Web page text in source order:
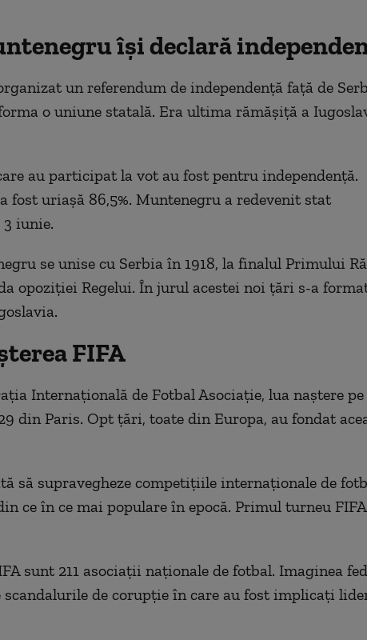
își declară
un referendum de independență față de
o uniune statală. Era ultima rămășiță a
au participat la vot au fost pentru independență.
fost uriașă 86,5%. Muntenegru a redevenit stat
iunie.
se unise cu Serbia în 1918, la finalul Primului
opoziției Regelui. În jurul acestei noi țări s-a
FIFA
Internațională de Fotbal Asociație, lua naștere pe
din Paris. Opt țări, toate din Europa, au fondat
să supravegheze competițiile internaționale de
ce în ce mai populare în epocă. Primul turneu
sunt 211 asociații naționale de fotbal. Imaginea
scandalurile de corupție în care au fost implicați